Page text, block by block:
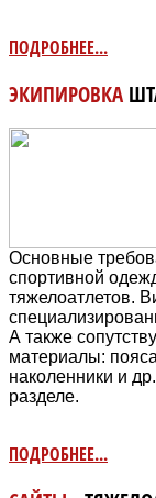
ПОДРОБНЕЕ...
ЭКИПИРОВКА
Основные
спортивной
тяжелоатлетов.
А также
материалы:
наколенники и
разделе.
ПОДРОБНЕЕ...